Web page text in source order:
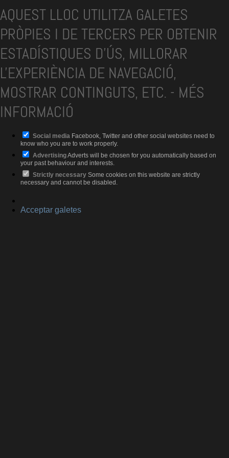
AQUEST LLOC UTILITZA GALETES
PRÒPIES I DE TERCERS PER OBTENIR
ESTADÍSTIQUES D'ÚS, MILLORAR
L'EXPERIÈNCIA DE NAVEGACIÓ,
MOSTRAR CONTINGUTS, ETC. - MÉS
INFORMACIÓ
Social media Facebook, Twitter and other social websites need to
know who you are to work properly.
AdvertisingAdverts will be chosen for you automatically based on
your past behaviour and interests.
Strictly necessary Some cookies on this website are strictly
necessary and cannot be disabled.
Acceptar galetes